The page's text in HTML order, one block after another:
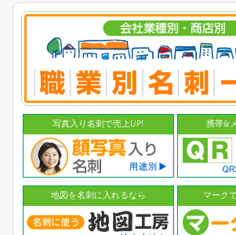
写真入り名刺で売上UP! 携帯&
地図を名刺に入れるなら マーク